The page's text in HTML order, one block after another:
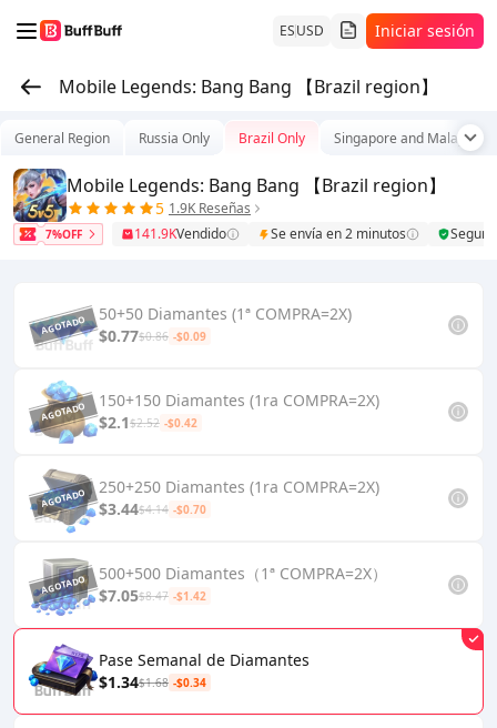
ESUSD Iniciar sesión
Mobile Legends: Bang Bang 【Brazil region】
General Region Russia Only Brazil Only Singapore and Malaysia
Mobile Legends: Bang Bang 【Brazil region】
5 1.9K Reseñas
7%OFF 141.9KVendido Se envía en 2 minutos Seguro
50+50 Diamantes (1ª COMPRA=2X)
$0.77$0.86 -$0.09
150+150 Diamantes (1ra COMPRA=2X)
$2.1$2.52 -$0.42
250+250 Diamantes (1ra COMPRA=2X)
$3.44$4.14 -$0.70
500+500 Diamantes（1ª COMPRA=2X）
$7.05$8.47 -$1.42
Pase Semanal de Diamantes
$1.34$1.68 -$0.34